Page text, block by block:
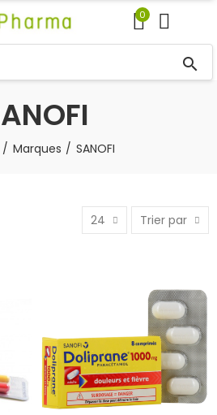
0
search
Marques SANOFI
24 Trier par